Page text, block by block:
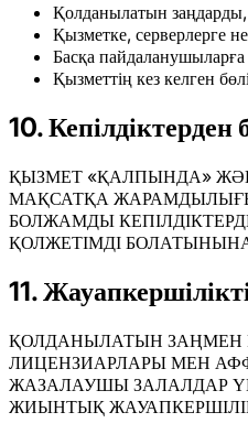
Қолданылатын заңдарды,
Қызметке, серверлерге
Басқа
Қызметтің кез келген
10. Кепілдіктерден
ҚЫЗМЕТ «ҚАЛПЫНДА»
МАҚСАТҚА
БОЛЖАМДЫ
ҚОЛЖЕТІМДІ
11.
ҚОЛДАНЫЛАТЫН ЗАҢМЕН
ЛИЦЕНЗИАРЛАРЫ МЕН
ЖАЗАЛАУШЫ ЗАЛАЛДАР
ЖИЫНТЫҚ